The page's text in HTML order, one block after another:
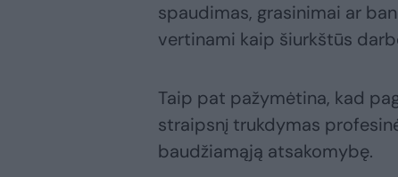
spaudimas, grasinimai ar
vertinami kaip šiurkštūs
Taip pat pažymėtina, kad
straipsnį trukdymas
baudžiamąją atsakomybę.